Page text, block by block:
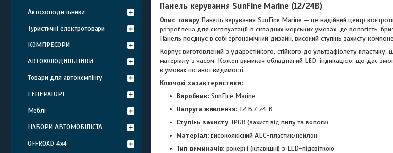
Панель керування SunFine Marine (12/24В)
Опис товару Панель керування SunFine Marine — це надійний центр
розроблена для експлуатації в складних морських умовах, де вологість,
Панель поєднує в собі ергономічний дизайн, високий ступінь захисту
Корпус виготовлений з ударостійкого, стійкого до ультрафіолету пластику,
матеріалу з часом. Кожен вимикач обладнаний LED-індикацією, що дає
в умовах поганої видимості.
Ключові характеристики:
Виробник: SunFine Marine
Напруга живлення: 12 В / 24 В
Ступінь захисту: IP68 (захист від пилу та вологи)
Матеріал: високоякісний АБС-пластик/нейлон
Тип вимикачів: рокерні (клавішні) з LED-підсвіткою
Автохолодильники
Туристичні електротовари
КОМПРЕСОРИ
АВТОХОЛОДИЛЬНИКИ
Товари для автокемпінгу
ГЕНЕРАТОРІ
Меблі
НАБОРИ АВТОМОБІЛІСТА
OFFROAD 4х4